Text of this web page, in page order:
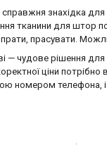
знахідка для
тканини для штор
прати, прасувати.
— чудове рішення для
ціни
номером телефона,